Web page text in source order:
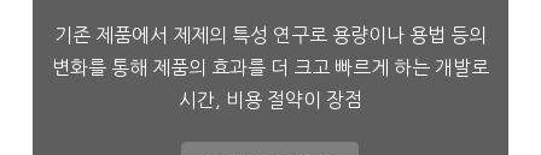
기존 제품에서 제제의 특성 연구로 용량이나 용법 등의
변화를 통해 제품의 효과를 더 크고 빠르게 하는 개발로
시간, 비용 절약이 장점